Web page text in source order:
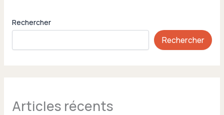
Rechercher
Rechercher
Articles récents